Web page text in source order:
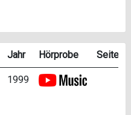
Jahr Hörprobe Seite
1999